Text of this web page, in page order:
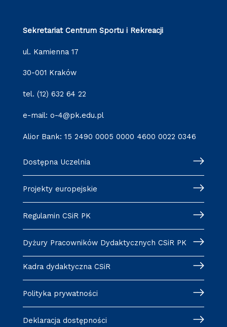
Sekretariat Centrum Sportu i Rekreacji
ul. Kamienna 17
30-001 Kraków
tel. (12) 632 64 22
e-mail: o-4@pk.edu.pl
Alior Bank: 15 2490 0005 0000 4600 0022 0346
Dostępna Uczelnia
Projekty europejskie
Regulamin CSiR PK
Dyżury Pracowników Dydaktycznych CSiR PK
Kadra dydaktyczna CSiR
Polityka prywatności
Deklaracja dostępności